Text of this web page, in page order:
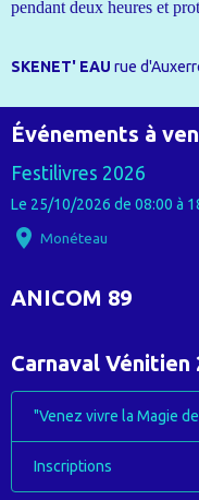
pendant deux heures et
SKENET' EAU rue
Événements à
Festilivres 2026
Le 25/10/2026 de 08:00 à
Monéteau
ANICOM 89
Carnaval Vénitien
"Venez vivre la Magie
Inscriptions